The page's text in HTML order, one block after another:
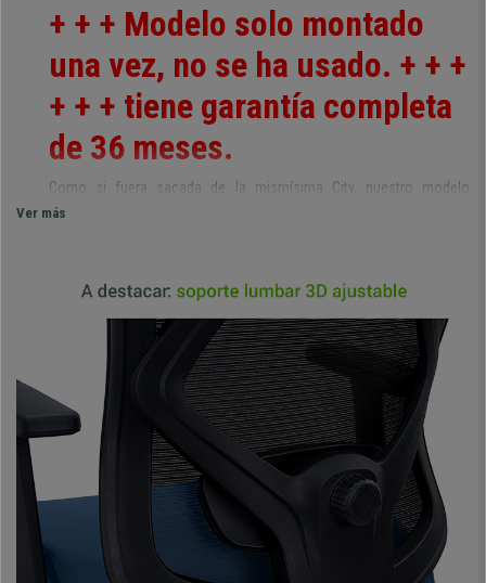
+ + + Modelo solo montado
una vez, no se ha usado. + + +
+ + + tiene garantía completa
de 36 meses.
Como si fuera sacada de la mismísima City, nuestro modelo
LONDON
elegante, redondean un conjunto digno de la realeza.
Su respaldo es ergonómico, tapizado en malla 100%
transpirable
con un elegante patrón de líneas horizontales. El
soporte lumbar
que incluye es exclusivo, ya que es ajustable en
profundidad, ángulo y altura. Estos ajustes permiten un óptimo
refuerzo de la espalda baja, lo que se traduce en mayor confort.
imprescindible en largas jornadas de trabajo.
La posibilidad de ajustar en profundidad el asiento
es realmente
única, solo presente en modelos de gama superior. Este asiento
deslizante hace que la silla se adapte al usuario y no al revés, por lo
que es muy fácil encontrar la postura más cómoda y
Ver más